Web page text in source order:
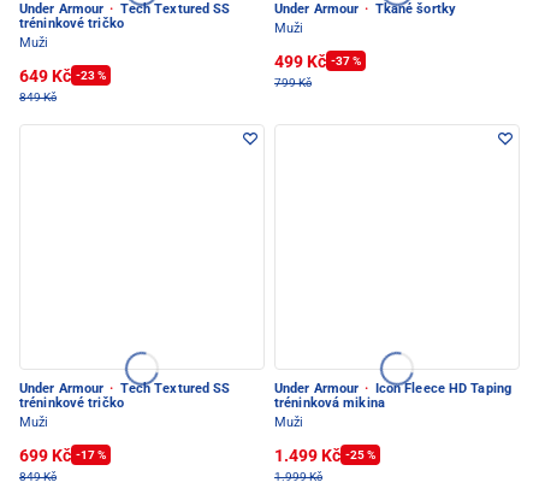
Under Armour · Tech Textured SS
tréninkové tričko
Muži
649 Kč -23 %
849 Kč
Under Armour · Tkané šortky
Muži
499 Kč -37 %
799 Kč
Under Armour · Tech Textured SS
tréninkové tričko
Muži
699 Kč -17 %
849 Kč
Under Armour ·
Icon Fleece HD Taping
tréninková mikina
Muži
1.499 Kč -25 %
1.999 Kč